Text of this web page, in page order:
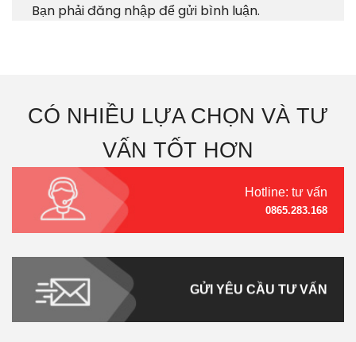
Bạn phảiđăng nhậpđể gửi bình luận.
CÓ NHIỀU LỰA CHỌN VÀ TƯ
VẤN TỐT HƠN
Hotline: tư vấn
0865.283.168
GỬI YÊU CẦU TƯ VẤN